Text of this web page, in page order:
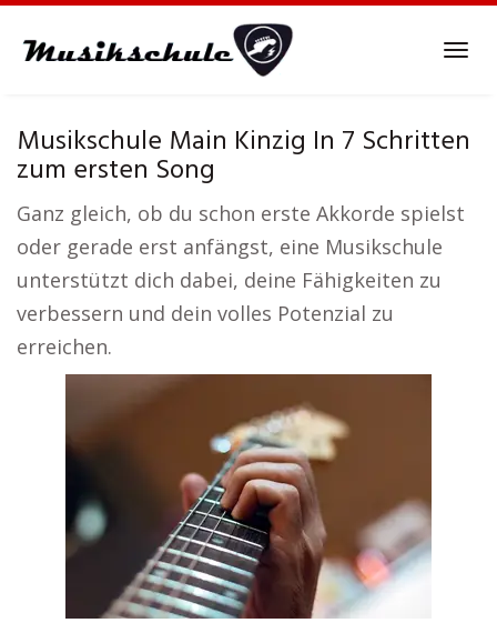
Musikschule Main Kinzig In 7 Schritten
zum ersten Song
Ganz gleich, ob du schon erste Akkorde spielst
oder gerade erst anfängst, eine Musikschule
unterstützt dich dabei, deine Fähigkeiten zu
verbessern und dein volles Potenzial zu
erreichen.